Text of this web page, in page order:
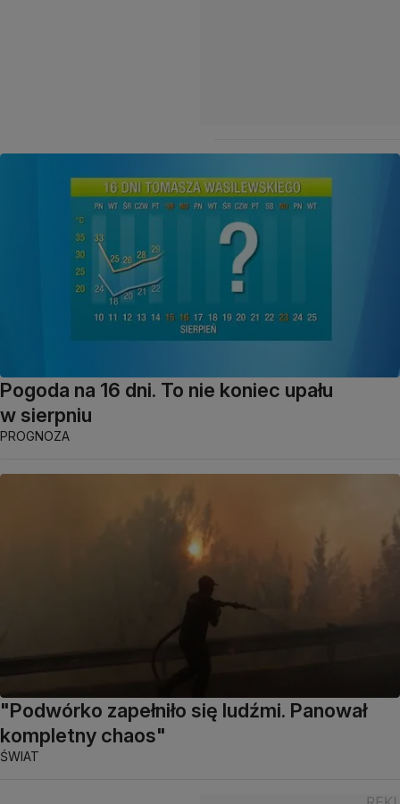
Pogoda na 16 dni. To nie koniec upału
w sierpniu
PROGNOZA
"Podwórko zapełniło się ludźmi. Panował
kompletny chaos"
ŚWIAT